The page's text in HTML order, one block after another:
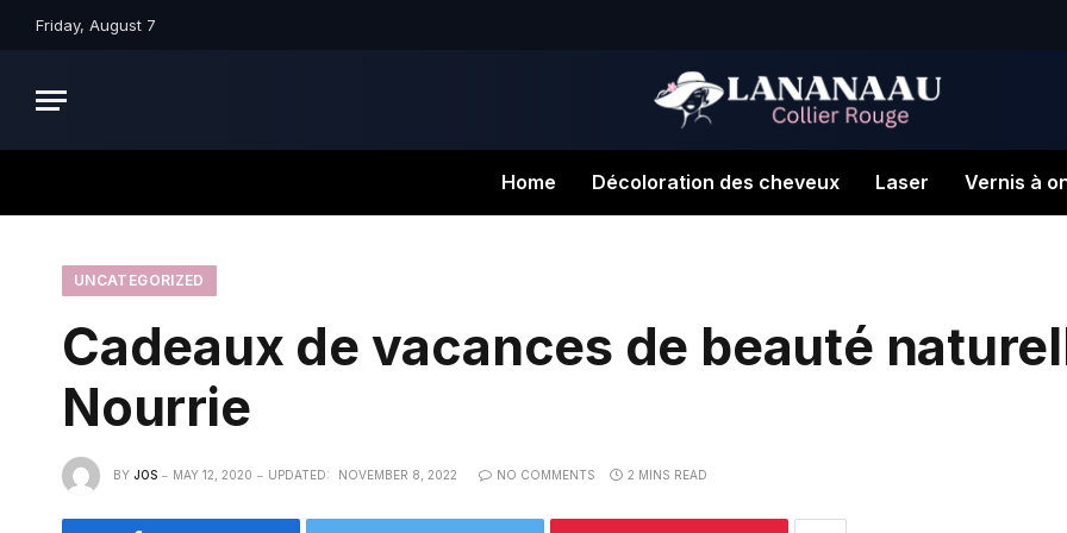
Friday, August 7
Home Décoloration des cheveux Laser Vernis à
UNCATEGORIZED
Cadeaux de vacances de beauté
Nourrie
BY JOS MAY 12, 2020 UPDATED: NOVEMBER 8, 2022 NO COMMENTS 2 MINS READ